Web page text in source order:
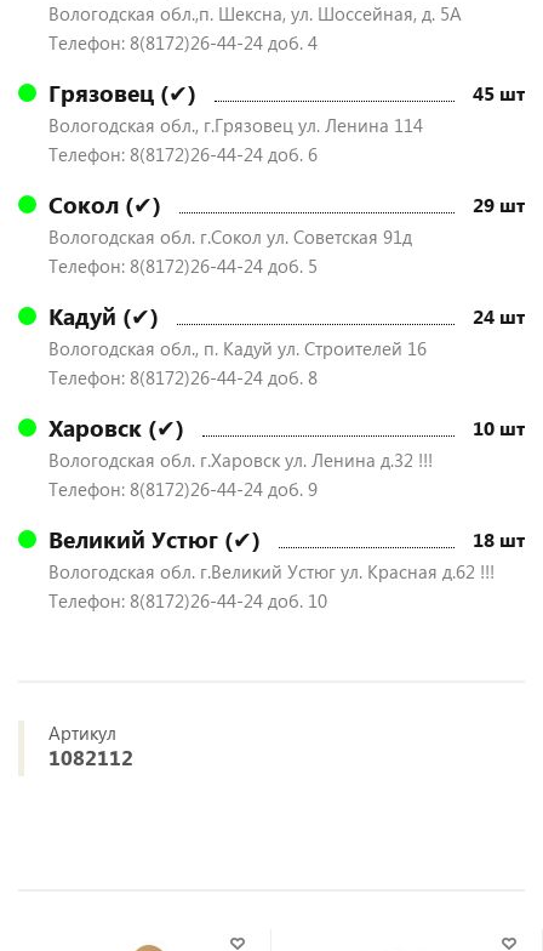
Вологодская обл.,п. Шексна, ул. Шоссейная, д. 5А
Телефон: 8(8172)26-44-24 доб. 4
Грязовец (✔) 45 шт
Вологодская обл., г.Грязовец ул. Ленина 114
Телефон: 8(8172)26-44-24 доб. 6
Сокол (✔) 29 шт
Вологодская обл. г.Сокол ул. Советская 91д
Телефон: 8(8172)26-44-24 доб. 5
Кадуй (✔) 24 шт
Вологодская обл., п. Кадуй ул. Строителей 16
Телефон: 8(8172)26-44-24 доб. 8
Харовск (✔) 10 шт
Вологодская обл. г.Харовск ул. Ленина д.32 !!!
Телефон: 8(8172)26-44-24 доб. 9
Великий Устюг (✔) 18 шт
Вологодская обл. г.Великий Устюг ул. Красная д.62 !!!
Телефон: 8(8172)26-44-24 доб. 10
Артикул
1082112